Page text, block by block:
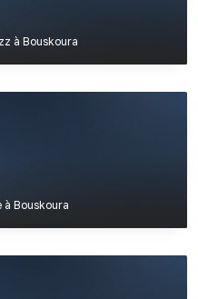
à Bouskoura
Bouskoura